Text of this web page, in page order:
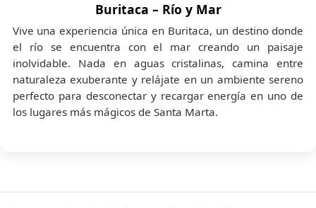
Buritaca – Río y Mar
Vive una experiencia única en Buritaca, un destino donde
el río se encuentra con el mar creando un paisaje
inolvidable. Nada en aguas cristalinas, camina entre
naturaleza exuberante y relájate en un ambiente sereno
perfecto para desconectar y recargar energía en uno de
los lugares más mágicos de Santa Marta.